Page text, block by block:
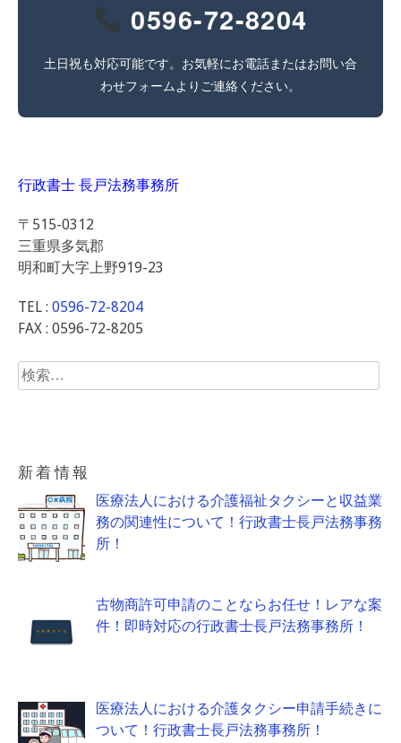
0596-72-8204
土日祝も対応可能です。お気軽にお電話またはお問い合
わせフォームよりご連絡ください。
行政書士 長戸法務事務所
〒515-0312
三重県多気郡
明和町大字上野919-23
TEL : 0596-72-8204
FAX : 0596-72-8205
検
索:
新着情報
医療法人における介護福祉タクシーと収益業
務の関連性について！行政書士長戸法務事務
所！
古物商許可申請のことならお任せ！レアな案
件！即時対応の行政書士長戸法務事務所！
医療法人における介護タクシー申請手続きに
ついて！行政書士長戸法務事務所！